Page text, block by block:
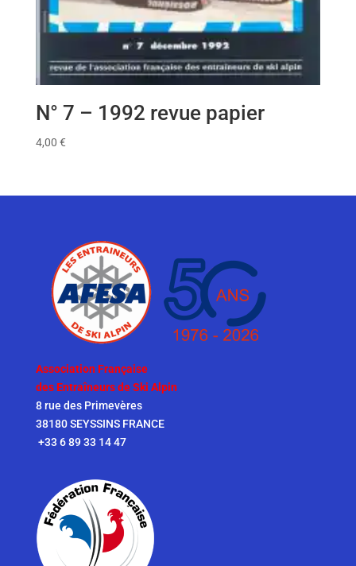
N° 7 – 1992 revue papier
4,00 €
Association Française
des Entraîneurs de Ski Alpin
8 rue des Primevères
38180 SEYSSINS FRANCE
+33 6 89 33 14 47